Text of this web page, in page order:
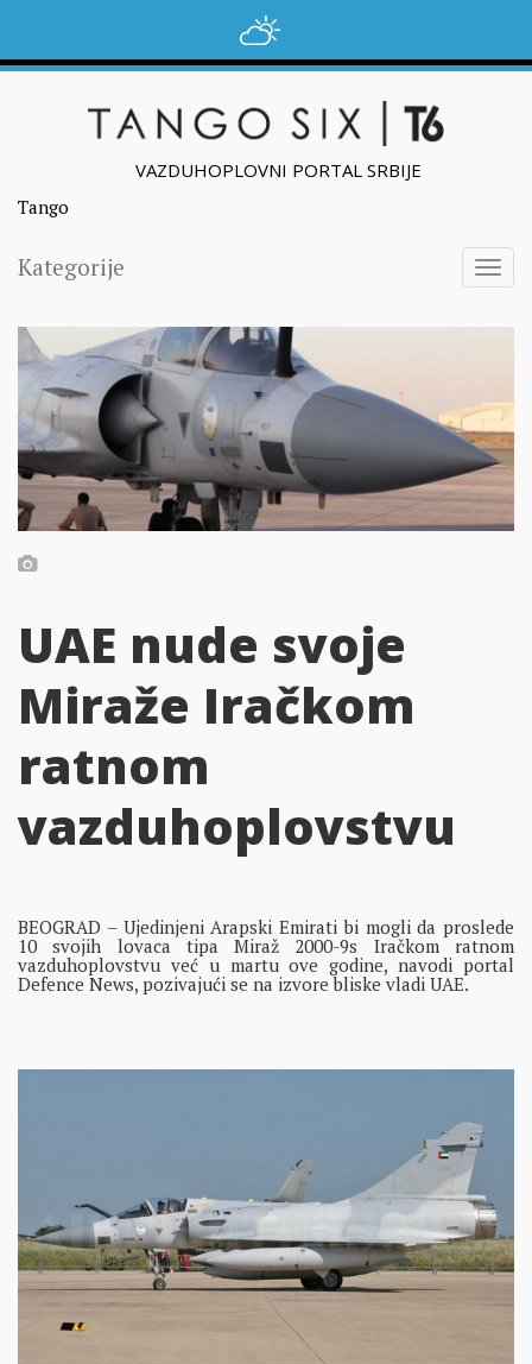
VAZDUHOPLOVNI PORTAL SRBIJE
Tango
Kategorije
UAE nude svoje
Miraže Iračkom
ratnom
vazduhoplovstvu
BEOGRAD – Ujedinjeni Arapski Emirati bi mogli da proslede
10 svojih lovaca tipa Miraž 2000-9s Iračkom ratnom
vazduhoplovstvu već u martu ove godine, navodi portal
Defence News, pozivajući se na izvore bliske vladi UAE.